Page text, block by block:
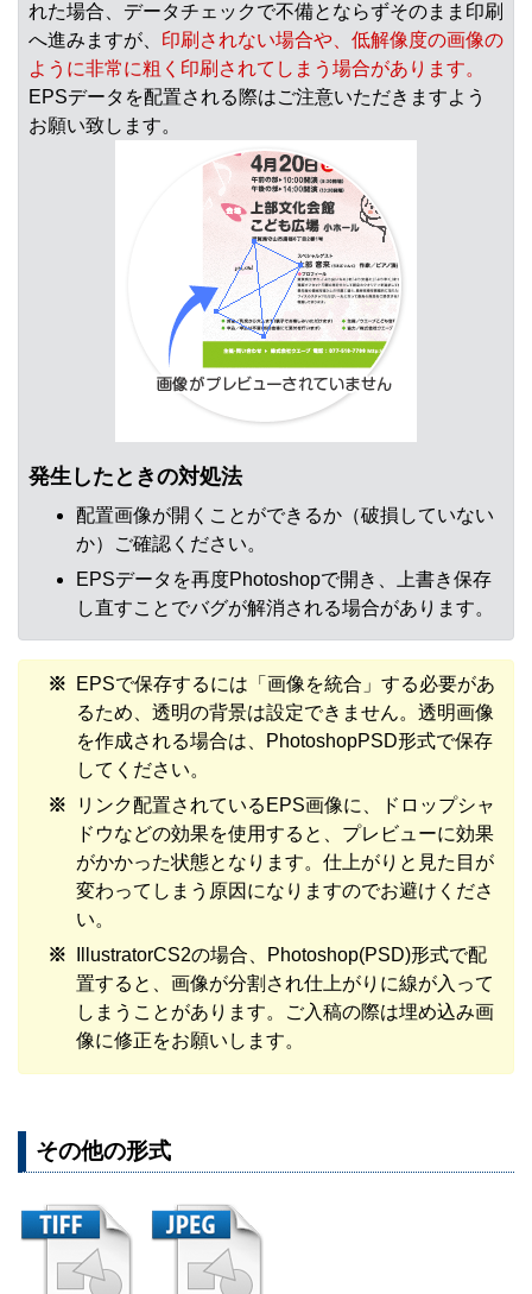
れた場合、データチェックで不備とならずそのまま印刷
へ進みますが、 印刷されない場合や、低解像度の画像の
ように非常に粗く印刷されてしまう場合があります。
EPSデータを配置される際はご注意いただきますよう
お願い致します。
発生したときの対処法
配置画像が開くことができるか（破損していない
か）ご確認ください。
EPSデータを再度Photoshopで開き、上書き保存
し直すことでバグが解消される場合があります。
EPSで保存するには「画像を統合」する必要があ
るため、透明の背景は設定できません。透明画像
を作成される場合は、PhotoshopPSD形式で保存
してください。
リンク配置されているEPS画像に、ドロップシャ
ドウなどの効果を使用すると、プレビューに効果
がかかった状態となります。仕上がりと見た目が
変わってしまう原因になりますのでお避けくださ
い。
IllustratorCS2の場合、Photoshop(PSD)形式で配
置すると、画像が分割され仕上がりに線が入って
しまうことがあります。ご入稿の際は埋め込み画
像に修正をお願いします。
その他の形式